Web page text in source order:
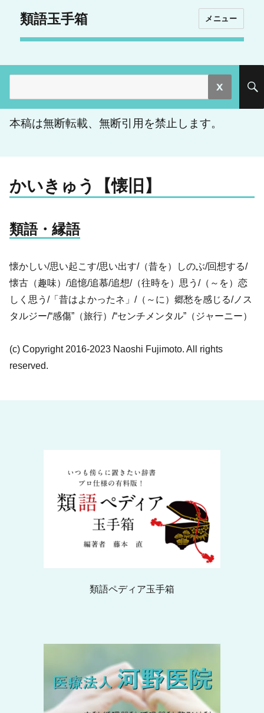
類語玉手箱 メニュー
索:
本稿は無断転載、無断引用を禁止します。
かいきゅう【懐旧】
類語・縁語
懐かしい/思い起こす/思い出す/（昔を）しのぶ/回想する/
懐古（趣味）/追憶/追慕/追想/（往時を）思う/（～を）恋
しく思う/「昔はよかったネ」/（～に）郷愁を感じる/ノス
タルジー/“感傷”（旅行）/“センチメンタル”（ジャーニー）
(c) Copyright 2016-2023 Naoshi Fujimoto. All rights
reserved.
類語ペディア玉手箱